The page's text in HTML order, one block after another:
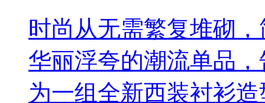
时尚从无需繁复堆砌
华丽浮夸的潮流单品
为一组全新西装衬衫